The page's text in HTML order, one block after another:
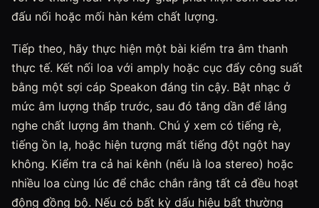
đấu nối hoặc mối hàn kém chất lượng.
Tiếp theo, hãy thực hiện một bài kiểm tra âm thanh
thực tế. Kết nối loa với amply hoặc cục đẩy công suất
bằng một sợi cáp Speakon đáng tin cậy. Bật nhạc ở
mức âm lượng thấp trước, sau đó tăng dần để lắng
nghe chất lượng âm thanh. Chú ý xem có tiếng rè,
tiếng ồn lạ, hoặc hiện tượng mất tiếng đột ngột hay
không. Kiểm tra cả hai kênh (nếu là loa stereo) hoặc
nhiều loa cùng lúc để chắc chắn rằng tất cả đều hoạt
động đồng bộ. Nếu có bất kỳ dấu hiệu bất thường